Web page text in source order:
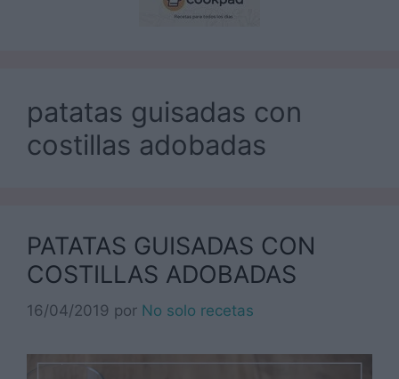
patatas guisadas con
costillas adobadas
PATATAS GUISADAS CON
COSTILLAS ADOBADAS
16/04/2019 por No solo recetas